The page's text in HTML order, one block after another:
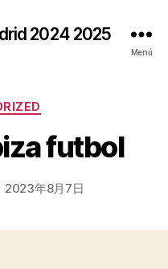
2024 2025
Menú
futbol
2023年8月7日